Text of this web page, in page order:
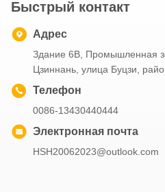
Быстрый контакт
Адрес
Здание 6B, Промышленная
Цзиннань, улица Буцзи,
Телефон
0086-13430440444
Электронная почта
HSH20062023@outlook.com